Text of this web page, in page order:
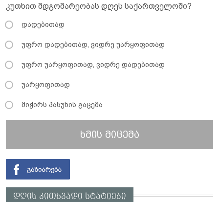
კუთხით მდგომარეობას დღეს საქართველოში?
დადებითად
უფრო დადებითად, ვიდრე უარყოფითად
უფრო უარყოფითად, ვიდრე დადებითად
უარყოფითად
მიჭირს პასუხის გაცემა
ხმის მიცემა
დღის კითხვადი სტატიები